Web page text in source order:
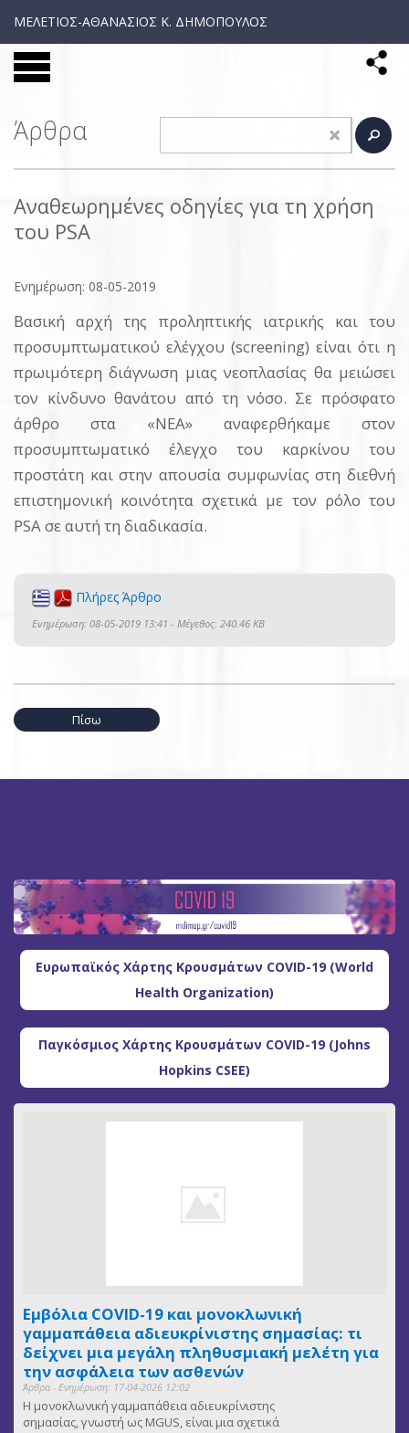
ΜΕΛΕΤΙΟΣ-ΑΘΑΝΑΣΙΟΣ Κ. ΔΗΜΟΠΟΥΛΟΣ
Άρθρα
Αναθεωρημένες οδηγίες για τη χρήση
του PSA
Ενημέρωση: 08-05-2019
Βασική αρχή της προληπτικής ιατρικής και του
προσυμπτωματικού ελέγχου (screening) είναι ότι η
πρωιμότερη διάγνωση μιας νεοπλασίας θα μειώσει
τον κίνδυνο θανάτου από τη νόσο. Σε πρόσφατο
άρθρο στα «ΝΕΑ» αναφερθήκαμε στον
προσυμπτωματικό έλεγχο του καρκίνου του
προστάτη και στην απουσία συμφωνίας στη διεθνή
επιστημονική κοινότητα σχετικά με τον ρόλο του
PSA σε αυτή τη διαδικασία.
Πλήρες Άρθρο
Ενημέρωση: 08-05-2019 13:41 - Μέγεθος: 240.46 KB
Πίσω
Ευρωπαϊκός Χάρτης Κρουσμάτων COVID-19 (World
Health Organization)
Παγκόσμιος Χάρτης Κρουσμάτων COVID-19 (Johns
Hopkins CSEE)
Εμβόλια COVID-19 και μονοκλωνική
γαμμαπάθεια αδιευκρίνιστης σημασίας: τι
δείχνει μια μεγάλη πληθυσμιακή μελέτη για
την ασφάλεια των ασθενών
Άρθρα - Ενημέρωση: 17-04-2026 12:02
Η μονοκλωνική γαμμαπάθεια αδιευκρίνιστης
σημασίας, γνωστή ως MGUS, είναι μια σχετικά